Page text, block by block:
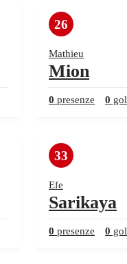
26
Mathieu
Mion
0 presenze 0 gol
33
Efe
Sarikaya
0 presenze 0 gol